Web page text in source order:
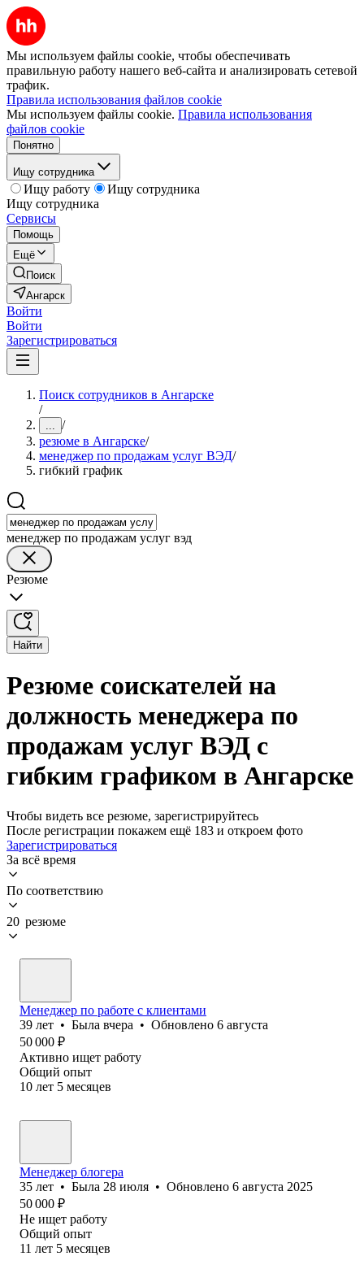
Мы используем файлы cookie, чтобы обеспечивать
правильную работу нашего веб-сайта и анализировать сетевой
трафик.
Правила использования файлов cookie
Мы используем файлы cookie. Правила использования
файлов cookie
Понятно
Ищу сотрудника
Ищу работу
Ищу сотрудника
Ищу сотрудника
Сервисы
Помощь
Ещё
Поиск
Ангарск
Войти
Войти
Зарегистрироваться
Поиск сотрудников в Ангарске
/
... /
резюме в Ангарске/
менеджер по продажам услуг ВЭД/
гибкий график
менеджер по продажам услуг вэд
Резюме
Найти
Резюме соискателей на
должность менеджера по
продажам услуг ВЭД с
гибким графиком в Ангарске
Чтобы видеть все резюме, зарегистрируйтесь
После регистрации покажем ещё 183 и откроем фото
Зарегистрироваться
За всё время
По соответствию
20 резюме
Менеджер по работе с клиентами
39 лет • Была вчера • Обновлено 6 августа
50 000 ₽
Активно ищет работу
Общий опыт
10 лет 5 месяцев
Менеджер блогера
35 лет • Была 28 июля • Обновлено 6 августа 2025
50 000 ₽
Не ищет работу
Общий опыт
11 лет 5 месяцев